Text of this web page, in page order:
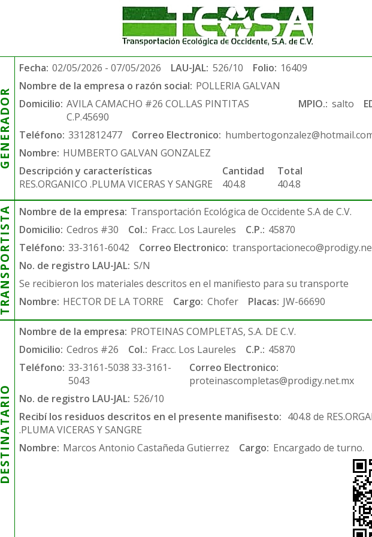
GENERADOR
Fecha: 02/05/2026 - 07/05/2026 LAU-JAL: 526/10 Folio: 16409
Nombre de la empresa o razón social: POLLERIA GALVAN
Domicilio: AVILA CAMACHO #26 COL.LAS PINTITAS
C.P.45690
MPIO.: salto
Teléfono: 3312812477 Correo Electronico:
Nombre: HUMBERTO GALVAN GONZALEZ
Descripción y características
RES.ORGANICO .PLUMA VICERAS Y SANGRE
Cantidad
404.8
Total
404.8
TRANSPORTISTA Nombre de la empresa: Transportación Ecológica de Occidente S.A de C.V.
Domicilio: Cedros #30 Col.: Fracc. Los Laureles C.P.: 45870
Teléfono: 33-3161-6042 Correo Electronico:
No. de registro LAU-JAL: S/N
Se recibieron los materiales descritos en el manifiesto para su transporte
Nombre: HECTOR DE LA TORRE Cargo: Chofer Placas: JW-66690
DESTINATARIO
Nombre de la empresa: PROTEINAS COMPLETAS, S.A. DE C.V.
Domicilio: Cedros #26 Col.: Fracc. Los Laureles C.P.: 45870
Teléfono: 33-3161-5038 33-3161-
5043
Correo Electronico:
proteinascompletas@prodigy.net.mx
No. de registro LAU-JAL: 526/10
Recibí los residuos descritos en el presente manifisesto: 404.8 de
.PLUMA VICERAS Y SANGRE
Nombre: Marcos Antonio Castañeda Gutierrez Cargo: Encargado de turno.